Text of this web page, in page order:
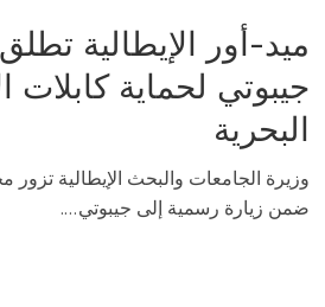
ميد-أور الإيطالية
جيبوتي لحماية كابلات
البحرية
وزيرة الجامعات والبحث الإيطالية تزور
ضمن زيارة رسمية إلى جيبوتي....